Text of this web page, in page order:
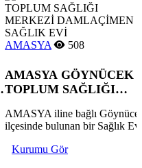
AMASYA 508
AMASYA GÖYNÜCEK
TOPLUM SAĞLIĞI
DAMLAÇİMEN
EVİ
AMASYA iline bağlı
ilçesinde bulunan bir Sağlık
Kurumu Gör